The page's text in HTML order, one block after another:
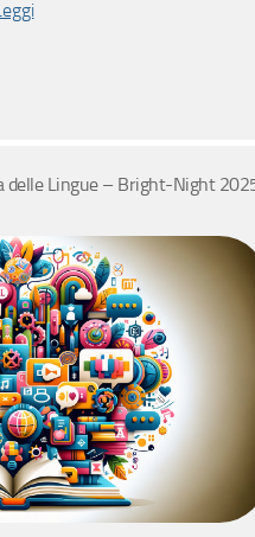
Lingue – Bright-Night